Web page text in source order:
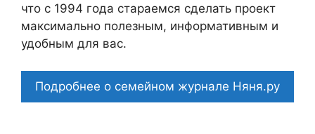
что c 1994 года стараемся сделать проект
максимально полезным, информативным и
удобным для вас.
Подробнее о семейном журнале Няня.ру